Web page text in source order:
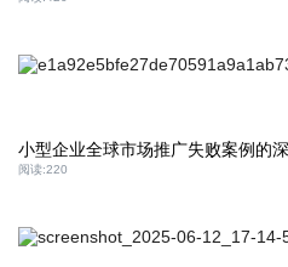
小型企业全球市场推广失败案例的
阅读:220